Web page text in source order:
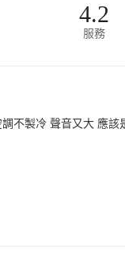
4.2
服務
不製冷 聲音又大 應